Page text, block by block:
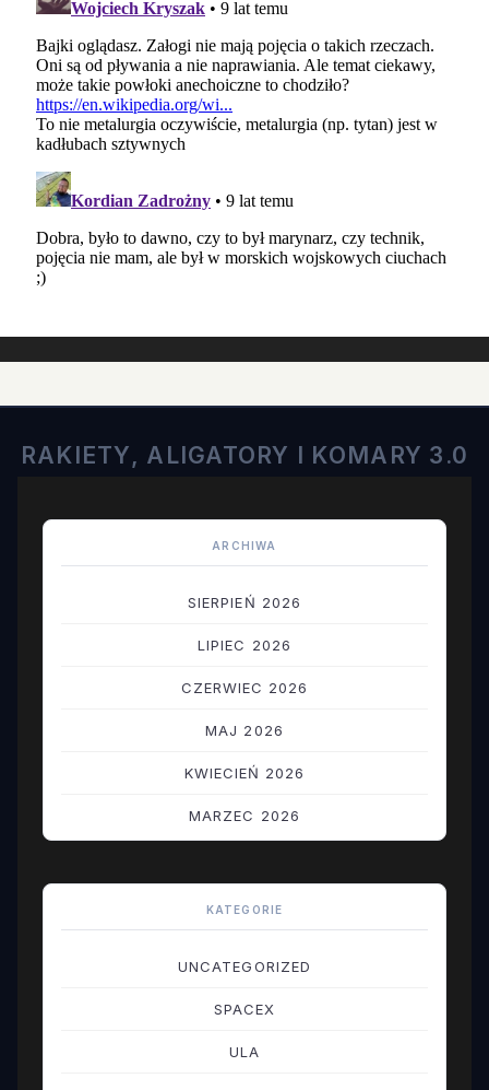
RAKIETY, ALIGATORY I KOMARY 3.0
ARCHIWA
SIERPIEŃ 2026
LIPIEC 2026
CZERWIEC 2026
MAJ 2026
KWIECIEŃ 2026
MARZEC 2026
KATEGORIE
UNCATEGORIZED
SPACEX
ULA